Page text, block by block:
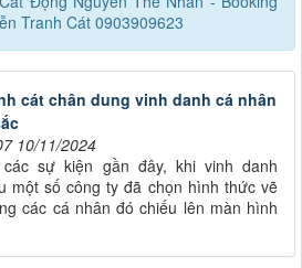
Tranh Cát 0903909623
cát chân dung vinh danh cá nhân
10/11/2024
các sự kiện gần đây, khi vinh danh
một số công ty đã chọn hình thức vẽ
các cá nhân đó chiếu lên màn hình